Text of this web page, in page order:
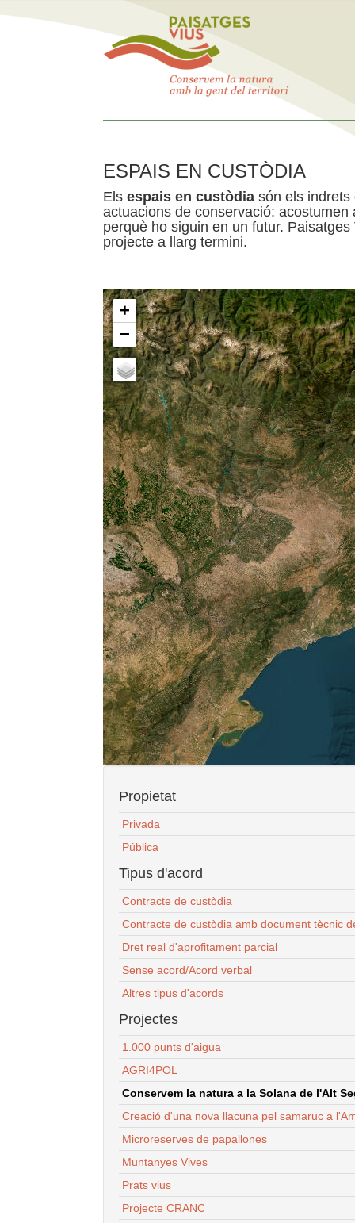
ESPAIS EN CUSTÒDIA
Els espais en custòdia són els indrets
actuacions de conservació:
perquè ho siguin en un futur.
projecte a llarg termini.
+
−
Propietat
Privada
Pública
Tipus d'acord
Contracte de custòdia
Contracte de custòdia amb document tècnic
Dret real d'aprofitament parcial
Sense acord/Acord verbal
Altres tipus d'acords
Projectes
1.000 punts d'aigua
AGRI4POL
Conservem la natura a la Solana de l'Alt
Creació d'una nova llacuna pel samaruc a
Microreserves de papallones
Muntanyes Vives
Prats vius
Projecte CRANC